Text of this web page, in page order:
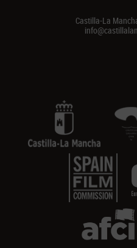
Castilla-La